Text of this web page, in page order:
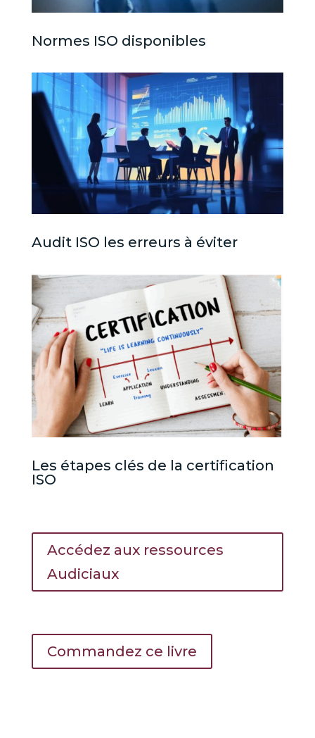
Normes ISO disponibles
Audit ISO les erreurs à éviter
Les étapes clés de la certification
ISO
Accédez aux ressources
Audiciaux
Commandez ce livre